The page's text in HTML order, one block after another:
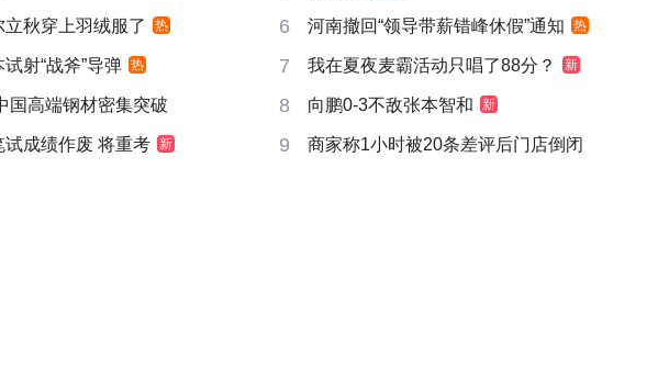
秋穿上羽绒服了 热 6 河南撤回“领导带薪错峰休假”通知 热
射“战斧”导弹 热 7 我在夏夜麦霸活动只唱了88分？ 新
国高端钢材密集突破 8 向鹏0-3不敌张本智和 新
成绩作废 将重考 新 9 商家称1小时被20条差评后门店倒闭